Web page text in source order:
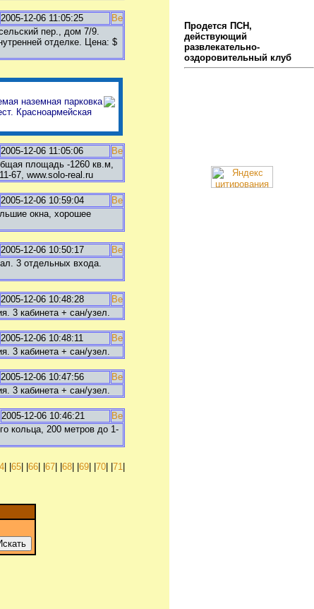
2005-12-06 11:05:25
пер., дом 7/9.
отделке. Цена: $
наземная парковка
Красноармейская
2005-12-06 11:05:06
площадь -1260 кв.м,
67, www.solo-real.ru
2005-12-06 10:59:04
окна, хорошее
2005-12-06 10:50:17
3 отдельных входа.
2005-12-06 10:48:28
3 кабинета + сан/узел.
2005-12-06 10:48:11
3 кабинета + сан/узел.
2005-12-06 10:47:56
3 кабинета + сан/узел.
2005-12-06 10:46:21
кольца, 200 метров до 1-
| | 65| | 66| | 67| | 68| | 69| | 70| | 71|
Продется ПСН,
действующий
развлекательно-
оздоровительный клуб